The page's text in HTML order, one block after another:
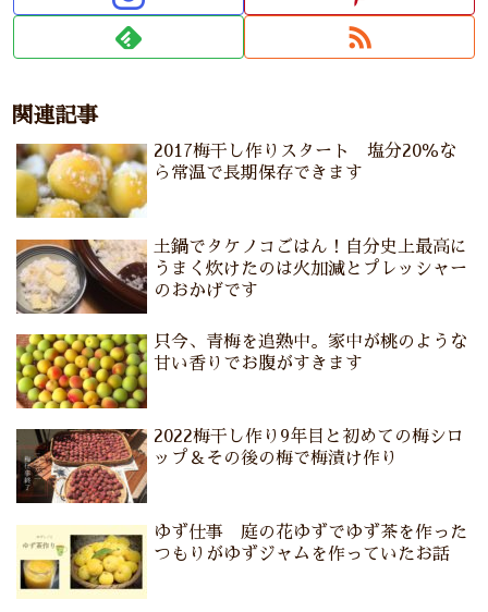
関連記事
2017梅干し作りスタート 塩分20％な
ら常温で長期保存できます
土鍋でタケノコごはん！自分史上最高に
うまく炊けたのは火加減とプレッシャー
のおかげです
只今、青梅を追熟中。家中が桃のような
甘い香りでお腹がすきます
2022梅干し作り9年目と初めての梅シロ
ップ＆その後の梅で梅漬け作り
ゆず仕事 庭の花ゆずでゆず茶を作った
つもりがゆずジャムを作っていたお話